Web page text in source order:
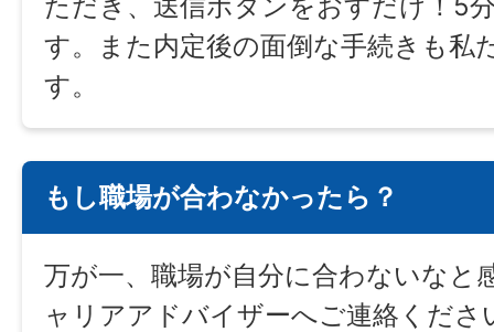
す。また内定後の面倒な手続きも私
す。
もし職場が合わなかったら？
万が一、職場が自分に合わないなと
ャリアアドバイザーへご連絡くださ